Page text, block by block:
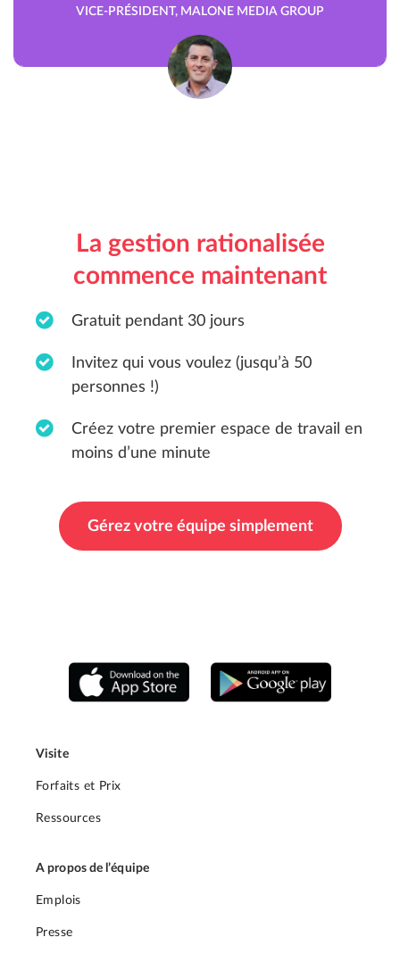
VICE-PRÉSIDENT, MALONE MEDIA GROUP
La gestion rationalisée
commence maintenant
Gratuit pendant 30 jours
Invitez qui vous voulez (jusqu’à 50
personnes !)
Créez votre premier espace de travail en
moins d’une minute
Gérez votre équipe simplement
Visite
Forfaits et Prix
Ressources
A propos de l’équipe
Emplois
Presse